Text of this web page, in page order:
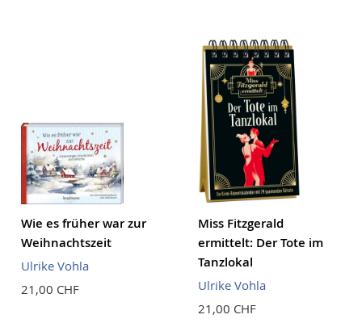
Wie es früher war zur
Weihnachtszeit
Ulrike Vohla
21,00 CHF
Miss Fitzgerald
ermittelt: Der Tote im
Tanzlokal
Ulrike Vohla
21,00 CHF